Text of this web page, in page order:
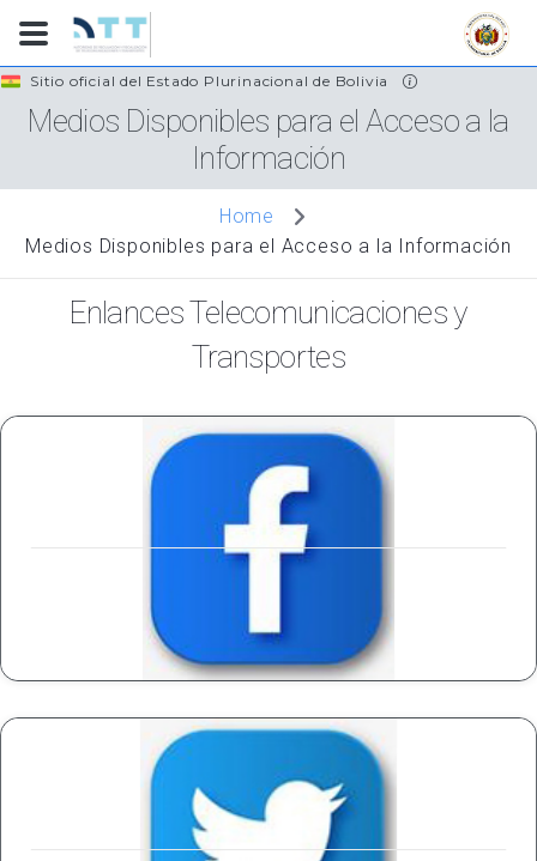
Skip
to
main
content
Sitio oficial del Estado Plurinacional de Bolivia
Medios Disponibles para el Acceso a la
Información
Home
Medios Disponibles para el Acceso a la Información
Enlances Telecomunicaciones y
Transportes
VISITAR EL SITIO
VISITAR EL SITIO